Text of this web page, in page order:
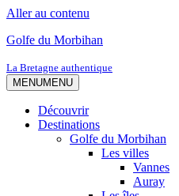
Aller au contenu
Golfe du Morbihan
La Bretagne authentique
MENUMENU
Découvrir
Destinations
Golfe du Morbihan
Les villes
Vannes
Auray